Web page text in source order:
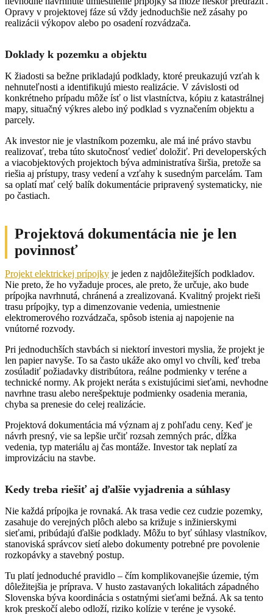
Opravy v projektovej fáze sú vždy jednoduchšie než zásahy po
realizácii výkopov alebo po osadení rozvádzača.
Doklady k pozemku a objektu
K žiadosti sa bežne prikladajú podklady, ktoré preukazujú vzťah k
nehnuteľnosti a identifikujú miesto realizácie. V závislosti od
konkrétneho prípadu môže ísť o list vlastníctva, kópiu z katastrálnej
mapy, situačný výkres alebo iný podklad s vyznačením objektu a
parcely.
Ak investor nie je vlastníkom pozemku, ale má iné právo stavbu
realizovať, treba túto skutočnosť vedieť doložiť. Pri developerských
a viacobjektových projektoch býva administratíva širšia, pretože sa
riešia aj prístupy, trasy vedení a vzťahy k susedným parcelám. Tam
sa oplatí mať celý balík dokumentácie pripravený systematicky, nie
po častiach.
Projektová dokumentácia nie je len
povinnosť
Projekt elektrickej prípojky je jeden z najdôležitejších podkladov.
Nie preto, že ho vyžaduje proces, ale preto, že určuje, ako bude
prípojka navrhnutá, chránená a zrealizovaná. Kvalitný projekt rieši
trasu prípojky, typ a dimenzovanie vedenia, umiestnenie
elektromerového rozvádzača, spôsob istenia aj napojenie na
vnútorné rozvody.
Pri jednoduchších stavbách si niektorí investori myslia, že projekt je
len papier navyše. To sa často ukáže ako omyl vo chvíli, keď treba
zosúladiť požiadavky distribútora, reálne podmienky v teréne a
technické normy. Ak projekt neráta s existujúcimi sieťami, nevhodne
navrhne trasu alebo nerešpektuje podmienky osadenia merania,
chyba sa prenesie do celej realizácie.
Projektová dokumentácia má význam aj z pohľadu ceny. Keď je
návrh presný, vie sa lepšie určiť rozsah zemných prác, dĺžka
vedenia, typ materiálu aj čas montáže. Investor tak neplatí za
improvizáciu na stavbe.
Kedy treba riešiť aj ďalšie vyjadrenia a súhlasy
Nie každá prípojka je rovnaká. Ak trasa vedie cez cudzie pozemky,
zasahuje do verejných plôch alebo sa križuje s inžinierskymi
sieťami, pribúdajú ďalšie podklady. Môžu to byť súhlasy vlastníkov,
stanoviská správcov sietí alebo dokumenty potrebné pre povolenie
rozkopávky a stavebný postup.
Tu platí jednoduché pravidlo – čím komplikovanejšie územie, tým
dôležitejšia je príprava. V husto zastavaných lokalitách západného
Slovenska býva koordinácia s ostatnými sieťami bežná. Ak sa tento
krok preskočí alebo odloží, riziko kolízie v teréne je vysoké.